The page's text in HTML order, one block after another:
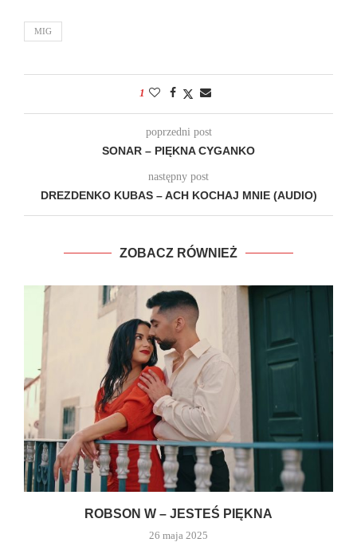
MIG
1
poprzedni post
SONAR – PIĘKNA CYGANKO
następny post
DREZDENKO KUBAS – ACH KOCHAJ MNIE (AUDIO)
ZOBACZ RÓWNIEŻ
ROBSON W – JESTEŚ PIĘKNA
26 maja 2025